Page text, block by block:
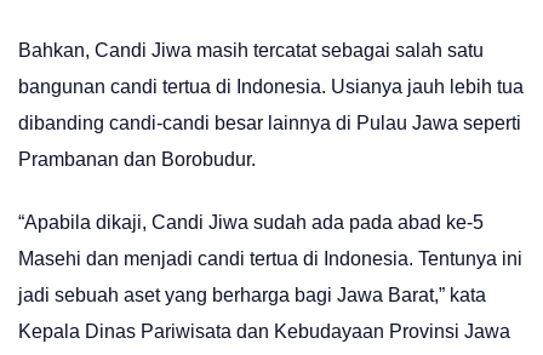
Bahkan, Candi Jiwa masih tercatat sebagai salah satu
bangunan candi tertua di Indonesia. Usianya jauh lebih tua
dibanding candi-candi besar lainnya di Pulau Jawa seperti
Prambanan dan Borobudur.
“Apabila dikaji, Candi Jiwa sudah ada pada abad ke-5
Masehi dan menjadi candi tertua di Indonesia. Tentunya ini
jadi sebuah aset yang berharga bagi Jawa Barat,” kata
Kepala Dinas Pariwisata dan Kebudayaan Provinsi Jawa